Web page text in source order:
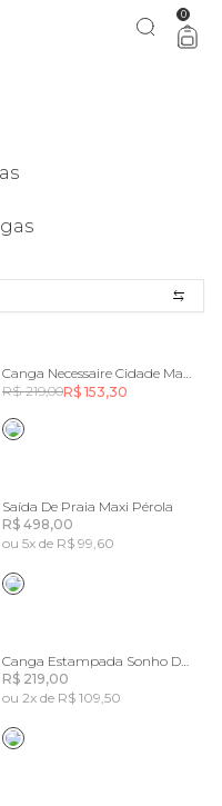
com a gente aproveita! 0
Canga Necessaire Cidade Maravilha
R$ 219,00R$ 153,30
Saída De Praia Maxi Pérola
R$ 498,00
ou 5x de R$ 99,60
Canga Estampada Sonho De Pássaro Achadinhos
R$ 219,00
ou 2x de R$ 109,50